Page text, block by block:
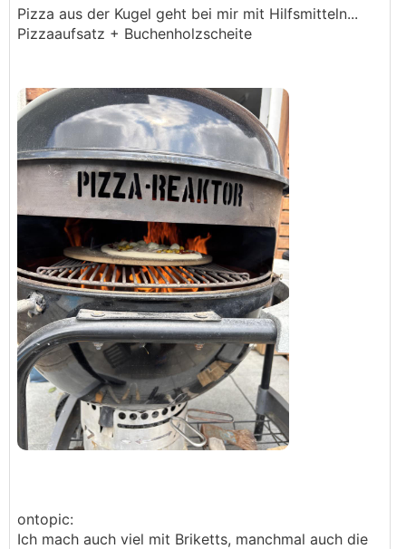
Pizza aus der Kugel geht bei mir mit Hilfsmitteln...
Pizzaaufsatz + Buchenholzscheite
ontopic:
Ich mach auch viel mit Briketts, manchmal auch die